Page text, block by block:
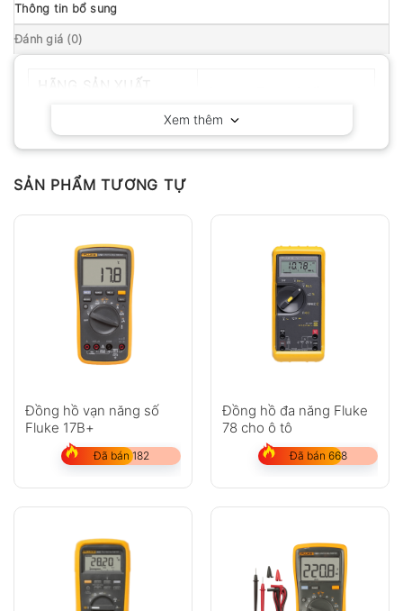
Thông tin bổ sung
Đánh giá (0)
Xem thêm
SẢN PHẨM TƯƠNG TỰ
Đồng hồ vạn năng số
Fluke 17B+
Đã bán 182
Đồng hồ đa năng Fluke
78 cho ô tô
Đã bán 668